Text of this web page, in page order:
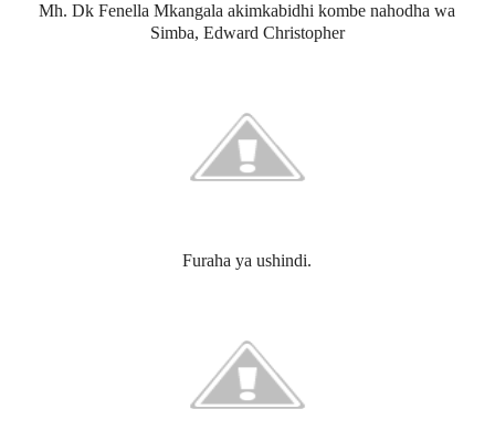
Mh. Dk Fenella Mkangala akimkabidhi kombe nahodha wa
Simba, Edward Christopher
Furaha ya ushindi.